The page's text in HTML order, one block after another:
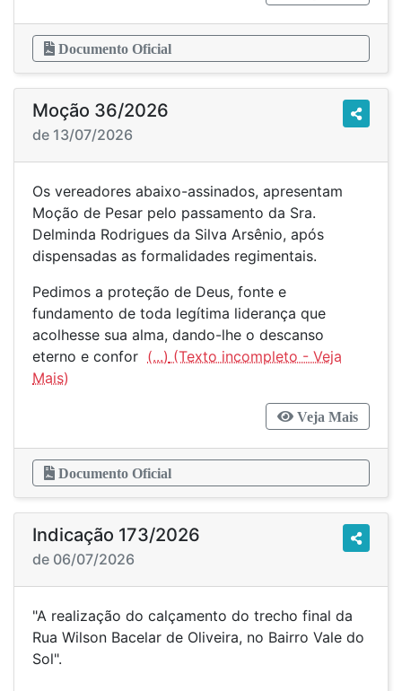
Documento Oficial
Moção 36/2026
de 13/07/2026
Os vereadores abaixo-assinados, apresentam
Moção de Pesar pelo passamento da Sra.
Delminda Rodrigues da Silva Arsênio, após
dispensadas as formalidades regimentais.
Pedimos a proteção de Deus, fonte e
fundamento de toda legítima liderança que
acolhesse sua alma, dando-lhe o descanso
eterno e confor (...)
Veja Mais
Documento Oficial
Indicação 173/2026
de 06/07/2026
"A realização do calçamento do trecho final da
Rua Wilson Bacelar de Oliveira, no Bairro Vale do
Sol".